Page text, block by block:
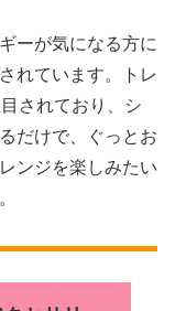
ーが気になる方に
れています。トレ
されており、シ
だけで、ぐっとお
ンジを楽しみたい